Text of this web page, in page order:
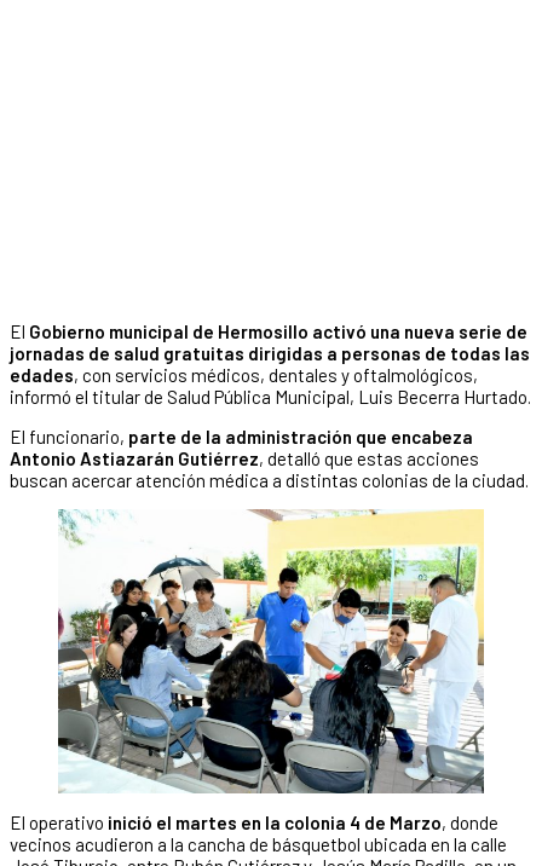
El Gobierno municipal de Hermosillo activó una nueva serie de
jornadas de salud gratuitas dirigidas a personas de todas las
edades, con servicios médicos, dentales y oftalmológicos,
informó el titular de Salud Pública Municipal, Luis Becerra Hurtado.
El funcionario, parte de la administración que encabeza
Antonio Astiazarán Gutiérrez, detalló que estas acciones
buscan acercar atención médica a distintas colonias de la ciudad.
El operativo inició el martes en la colonia 4 de Marzo, donde
vecinos acudieron a la cancha de básquetbol ubicada en la calle